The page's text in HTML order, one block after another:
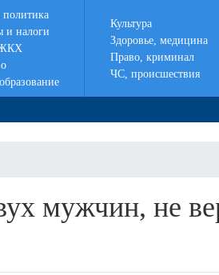
политика
и налоги
Культура
Здоровье, медицина
Право, криминал
ЧС, происшествия
мужчин, не